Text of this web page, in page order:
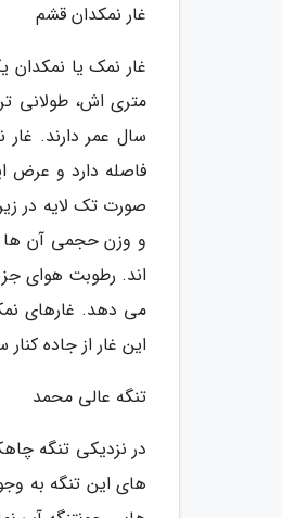
غار نمکدان قشم
صورت تک لایه در
و وزن حجمی آن ها
اند. رطوبت هوای
این غار از جاده کنار ساحل
تنگه عالی محمد
در نزدیکی تنگه
های این تنگه به